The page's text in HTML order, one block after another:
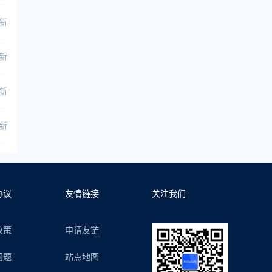
议
策
题
友情链接
申请友链
站点地图
关注我们